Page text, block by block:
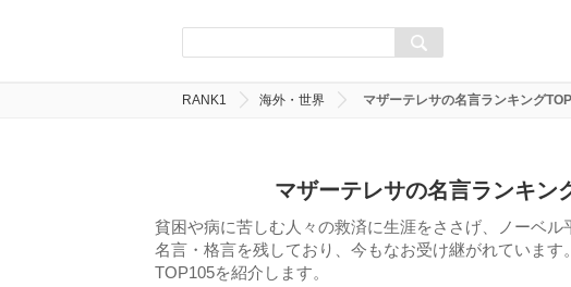
RANK1 海外・世界 マザーテレサの名言ランキング
マザーテレサの名言ランキン
貧困や病に苦しむ人々の救済に生涯をささげ、ノーベ
名言・格言を残しており、今もなお受け継がれていま
TOP105を紹介します。